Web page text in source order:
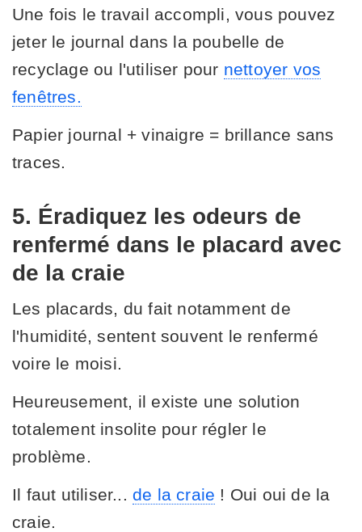
Une fois le travail accompli, vous pouvez
jeter le journal dans la poubelle de
recyclage ou l'utiliser pour nettoyer vos
fenêtres.
Papier journal + vinaigre = brillance sans
traces.
5. Éradiquez les odeurs de
renfermé dans le placard avec
de la craie
Les placards, du fait notamment de
l'humidité, sentent souvent le renfermé
voire le moisi.
Heureusement, il existe une solution
totalement insolite pour régler le
problème.
Il faut utiliser... de la craie ! Oui oui de la
craie.